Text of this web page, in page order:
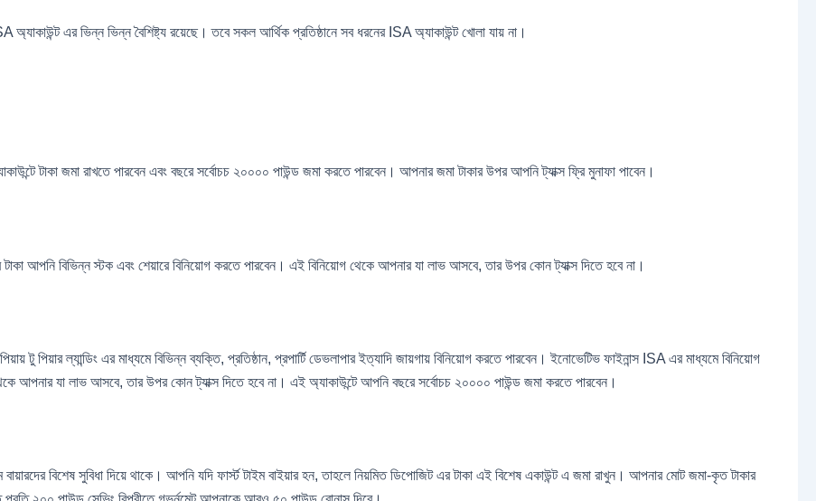
অ্যাকাউন্ট এর ভিন্ন ভিন্ন বৈশিষ্ট্য রয়েছে। তবে সকল আর্থিক প্রতিষ্ঠানে সব ধরনের ISA অ্যাকাউন্ট খোলা যায় না।
টাকা জমা রাখতে পারবেন এবং বছরে সর্বোচচ ২০০০০ পাউন্ড জমা করতে পারবেন। আপনার জমা টাকার উপর আপনি ট্যাক্স ফ্রি মুনাফা পাবেন।
আপনি বিভিন্ন স্টক এবং শেয়ারে বিনিয়োগ করতে পারবেন। এই বিনিয়োগ থেকে আপনার যা লাভ আসবে, তার উপর কোন ট্যাক্স দিতে হবে না।
টু পিয়ার ল্যান্ডিং এর মাধ্যমে বিভিন্ন ব্যক্তি, প্রতিষ্ঠান, প্রপার্টি ডেভলাপার ইত্যাদি জায়গায় বিনিয়োগ করতে পারবেন। ইনোভেটিভ ফাইনান্স ISA এর মাধ্যমে বিনিয়োগ
আপনার যা লাভ আসবে, তার উপর কোন ট্যাক্স দিতে হবে না। এই অ্যাকাউন্টে আপনি বছরে সর্বোচচ ২০০০০ পাউন্ড জমা করতে পারবেন।
বায়ারদের বিশেষ সুবিধা দিয়ে থাকে। আপনি যদি ফার্স্ট টাইম বাইয়ার হন, তাহলে নিয়মিত ডিপোজিট এর টাকা এই বিশেষ একাউন্ট এ জমা রাখুন। আপনার মোট জমা-কৃত টাকার